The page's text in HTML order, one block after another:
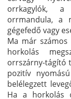
orrkagylók, a
orrmandula, a
gégefedő vagy
Ma már számos
horkolás
orrszárny-tágító
pozitív
belélegzett
Ha a horkolás